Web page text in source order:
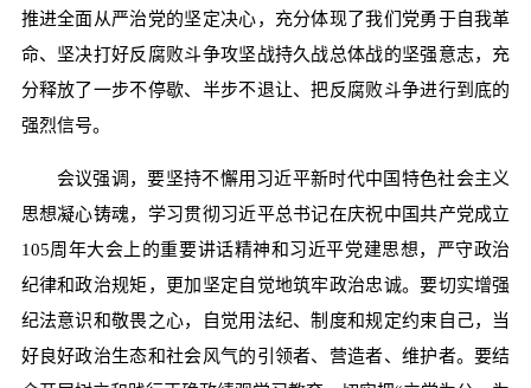
推进全面从严治党的坚定决心，充分体现了我们党勇于自我革
命、坚决打好反腐败斗争攻坚战持久战总体战的坚强意志，充
分释放了一步不停歇、半步不退让、把反腐败斗争进行到底的
强烈信号。
会议强调，要坚持不懈用习近平新时代中国特色社会主义
思想凝心铸魂，学习贯彻习近平总书记在庆祝中国共产党成立
105周年大会上的重要讲话精神和习近平党建思想，严守政治
纪律和政治规矩，更加坚定自觉地筑牢政治忠诚。要切实增强
纪法意识和敬畏之心，自觉用法纪、制度和规定约束自己，当
好良好政治生态和社会风气的引领者、营造者、维护者。要结